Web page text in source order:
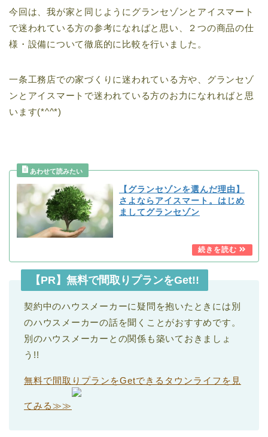
今回は、我が家と同じようにグランセゾンとアイスマート
で迷われている方の参考になればと思い、２つの商品の仕
様・設備について徹底的に比較を行いました。
一条工務店での家づくりに迷われている方や、グランセゾ
ンとアイスマートで迷われている方のお力になれればと思
います(*^^*)
【グランセゾンを選んだ理由】
さよならアイスマート。はじめ
ましてグランセゾン
【PR】無料で間取りプランをGet!!
契約中のハウスメーカーに疑問を抱いたときには別
のハウスメーカーの話を聞くことがおすすめです。
別のハウスメーカーとの関係も築いておきましょ
う!!
無料で間取りプランをGetできるタウンライフを見
てみる≫≫